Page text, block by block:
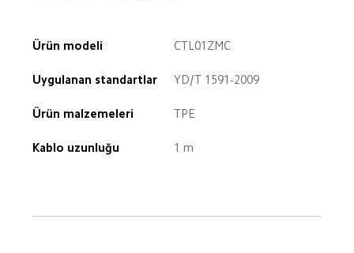
Ürün modeli
Uygulanan standartlar
Ürün malzemeleri
Kablo uzunluğu
CTL01ZMC
YD/T 1591-2009
TPE
1 m